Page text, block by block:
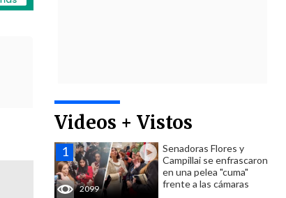
Videos + Vistos
2099
Senadoras Flores y
Campillai se enfrascaron
en una pelea "cuma"
frente a las cámaras